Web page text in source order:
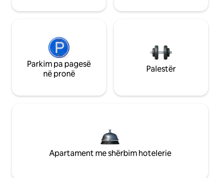
Parkim pa pagesë
në pronë
Palestër
Apartament me shërbim hotelerie